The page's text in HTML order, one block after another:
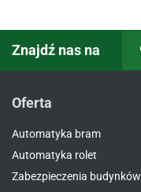
Znajdź nas na
Oferta
Automatyka bram
Automatyka rolet
Zabezpieczenia budynków